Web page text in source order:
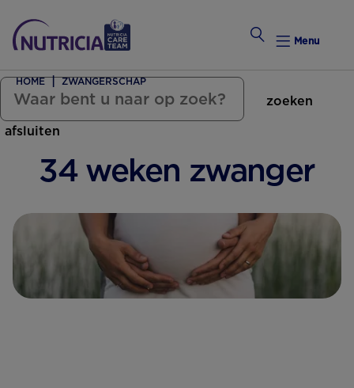
Zwanger Worden
Menu
zoeken
afsluiten
34 weken zwanger
HOME ZWANGERSCHAP